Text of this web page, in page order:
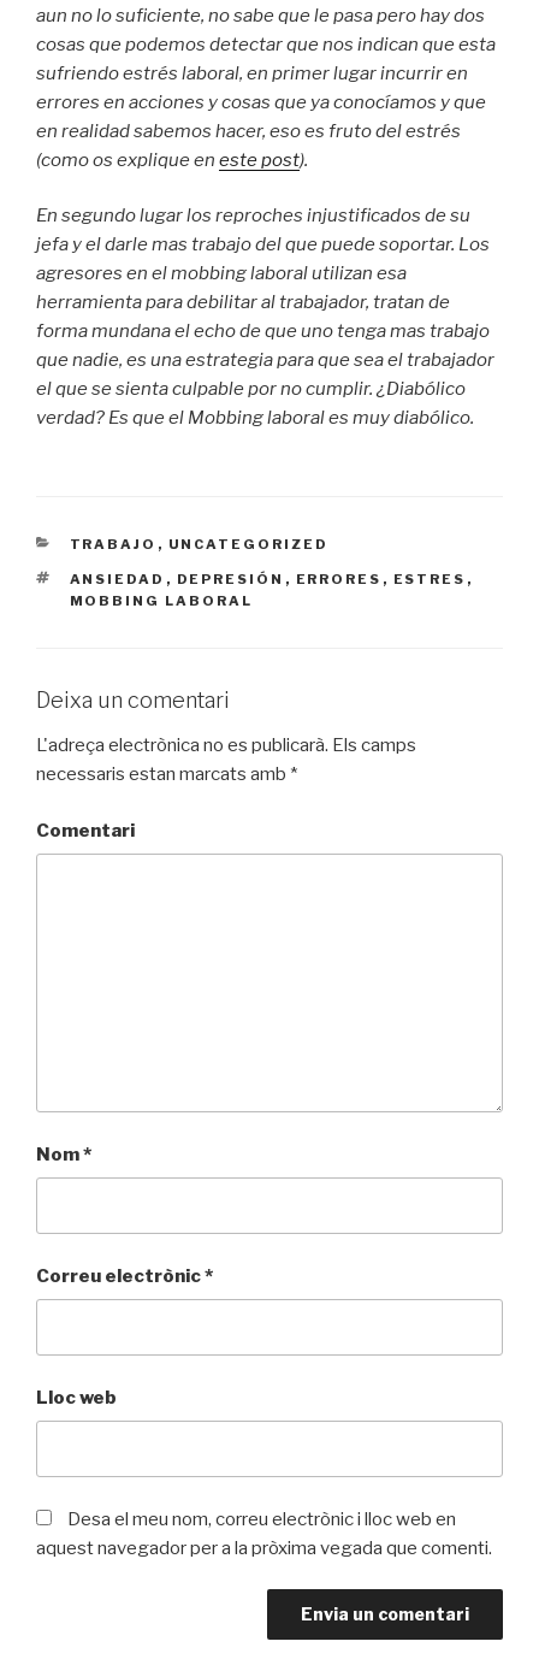
aun no lo suficiente, no sabe que le pasa pero hay dos
cosas que podemos detectar que nos indican que esta
sufriendo estrés laboral, en primer lugar incurrir en
errores en acciones y cosas que ya conocíamos y que
en realidad sabemos hacer, eso es fruto del estrés
(como os explique en este post).
En segundo lugar los reproches injustificados de su
jefa y el darle mas trabajo del que puede soportar. Los
agresores en el mobbing laboral utilizan esa
herramienta para debilitar al trabajador, tratan de
forma mundana el echo de que uno tenga mas trabajo
que nadie, es una estrategia para que sea el trabajador
el que se sienta culpable por no cumplir. ¿Diabólico
verdad? Es que el Mobbing laboral es muy diabólico.
CATEGORIES
TRABAJO , UNCATEGORIZED
ETIQUETES
ANSIEDAD , DEPRESIÓN , ERRORES , ESTRES ,
MOBBING LABORAL
Deixa un comentari
L'adreça electrònica no es publicarà. Els camps
necessaris estan marcats amb *
Comentari
Nom*
Correu electrònic*
Lloc web
Desa el meu nom, correu electrònic i lloc web en
aquest navegador per a la pròxima vegada que comenti.